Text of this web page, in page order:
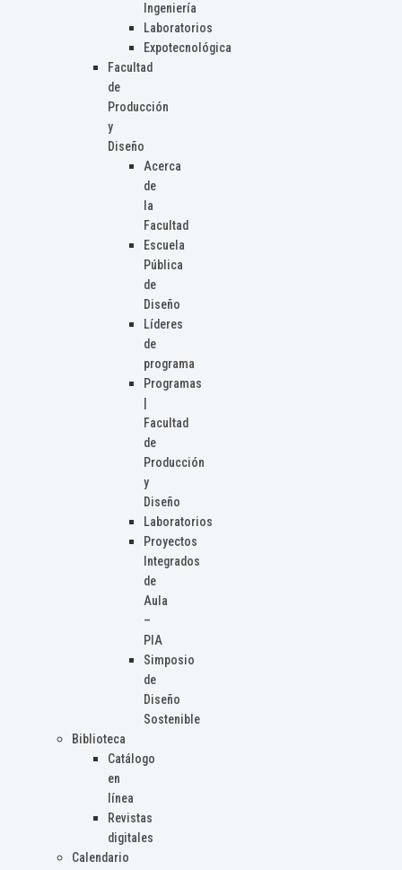
Ingeniería
Laboratorios
Expotecnológica
Facultad
de
Producción
y
Diseño
Acerca
de
la
Facultad
Escuela
Pública
de
Diseño
Líderes
de
programa
Programas
Facultad
de
Producción
y
Diseño
Laboratorios
Proyectos
Integrados
de
Aula
–
PIA
Simposio
de
Diseño
Sostenible
Biblioteca
Catálogo
en
línea
Revistas
digitales
Calendario